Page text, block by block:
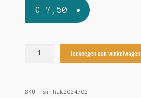
€ 7,50
Toevoegen aan winkelwagen
SKU: simhak2024/02